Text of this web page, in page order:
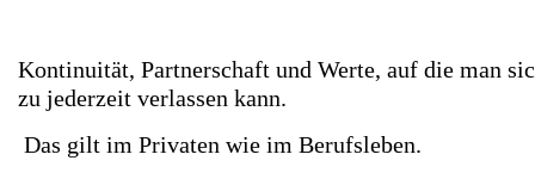
Kontinuität, Partnerschaft und Werte, auf die man
zu jederzeit verlassen kann.
Das gilt im Privaten wie im Berufsleben.